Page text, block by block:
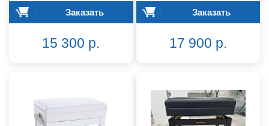
Заказать
15 300 р.
Заказать
17 900 р.